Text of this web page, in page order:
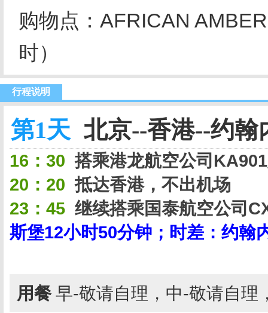
购物点：AFRICAN
时）
行程说明
第1天 北京--香港--约翰
16：30 搭乘港龙航空公司
20：20抵达香港，不出机场
23：45 继续搭乘国泰航空公司
斯堡12小时50分钟；时差：约翰
用餐 早-敬请自理，中-敬请自理